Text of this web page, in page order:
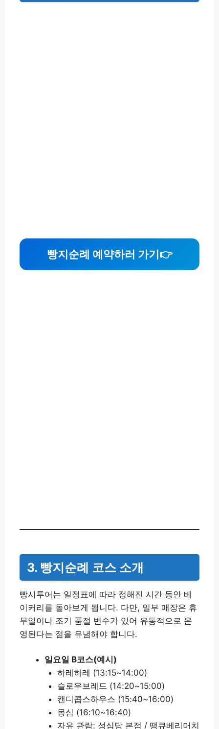
빵지순례 예약하러 가기👉
3. 빵지순례 코스 소개
빵시투어는 일정표에 따라 정해진 시간 동안 베
이커리를 돌아보게 됩니다. 다만, 일부 매장은 휴
무일이나 조기 품절 변수가 있어 유동적으로 운
영된다는 점을 유념해야 합니다.
일요일 B코스(예시)
하레하레 (13:15~14:00)
슬로우브레드 (14:20~15:00)
캔디콥스하우스 (15:40~16:00)
몽심 (16:10~16:40)
자유 관람: 성심당 본점 / 땡큐베리머치